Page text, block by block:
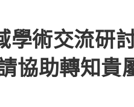
學術交流研
協助轉知貴